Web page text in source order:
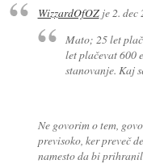
WizzardOfOZje2. dec
Mato; 25 let
let plačevat 600
stanovanje. Kaj
Ne govorim o tem,
previsoko, ker preveč
namesto da bi